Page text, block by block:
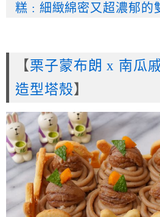
糕 : 細緻綿密又超濃郁的
【 栗子蒙布朗 x 南瓜
造型塔殼 】